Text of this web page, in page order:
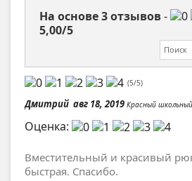
На основе3отзывов-
5,00/5
(5/5)
Дмитрий авг 18, 2019 Красный
Оценка:
Вместительный и красивый
быстрая. Спасибо.